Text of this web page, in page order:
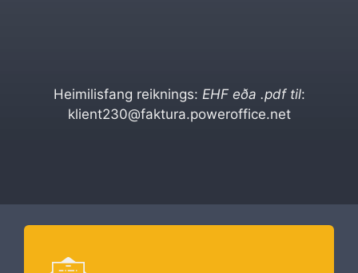
Heimilisfang reiknings: EHF eða .pdf til:
klient230@faktura.poweroffice.net